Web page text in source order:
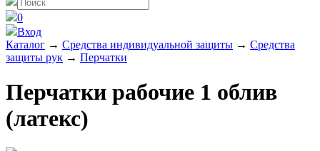
0
Вход
Каталог → Средства индивидуальной защиты → Средства
защиты рук → Перчатки
Перчатки рабочие 1 облив
(латекс)